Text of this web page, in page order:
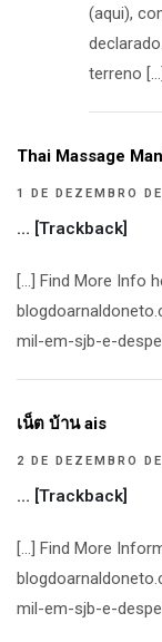
(aqui),
terreno […]
Thai Massage
1 DE DEZEMBRO
… [Trackback]
[…] Find More Info
mil-em-sjb-e-
เน็ต บ้าน ais
2 DE DEZEMBRO
… [Trackback]
[…] Find More
mil-em-sjb-e-